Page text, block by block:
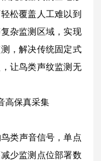
松覆盖人工难以到
杂监测区域，实现
，解决传统固定式
让鸟类声纹监测无
高保真采集
类声音信号，单点
少监测点位部署数